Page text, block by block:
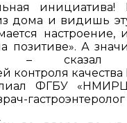
инициатива!
дома и видишь эту
позитиве». А
– сказал
контроля
ФГБУ